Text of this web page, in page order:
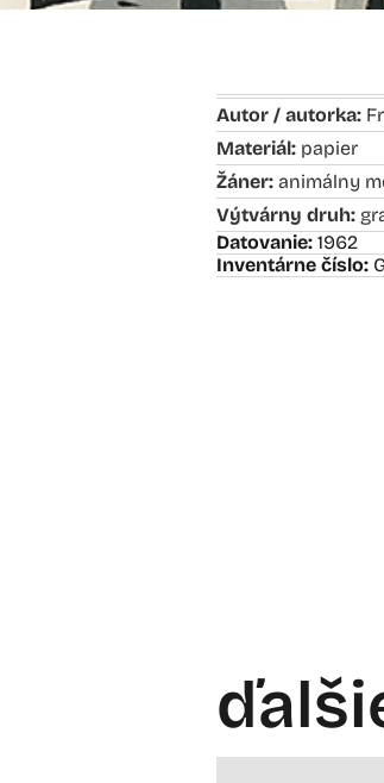
Autor / autorka:
Materiál: papier
Žáner: animálny
Výtvárny druh:
Datovanie: 1962
Inventárne číslo: